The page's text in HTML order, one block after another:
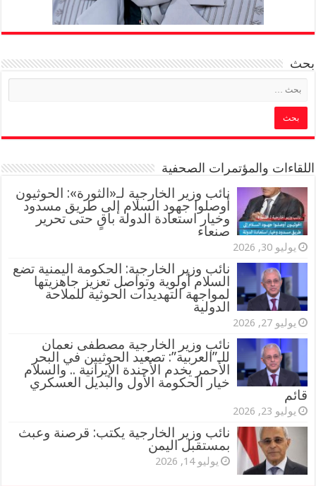
بحث
اللقاءات والمؤتمرات الصحفية
‏نائب وزير الخارجية لـ«الثورة»: الحوثيون
أوصلوا جهود السلام إلى طريق مسدود
وخيار استعادة الدولة باقٍ حتى تحرير
صنعاء
يوليو 30, 2026
نائب وزير الخارجية: الحكومة اليمنية تضع
السلام أولوية وتواصل تعزيز جاهزيتها
لمواجهة التهديدات الحوثية للملاحة
الدولية
يوليو 27, 2026
نائب وزير الخارجية مصطفى نعمان
للـ”العربية”: تصعيد الحوثيين في البحر
الأحمر يخدم الأجندة الإيرانية .. والسلام
خيار الحكومة الأول والبديل العسكري
قائم
يوليو 23, 2026
نائب وزير الخارجية يكتب: قرصنة وعبث
بمستقبل اليمن
يوليو 14, 2026